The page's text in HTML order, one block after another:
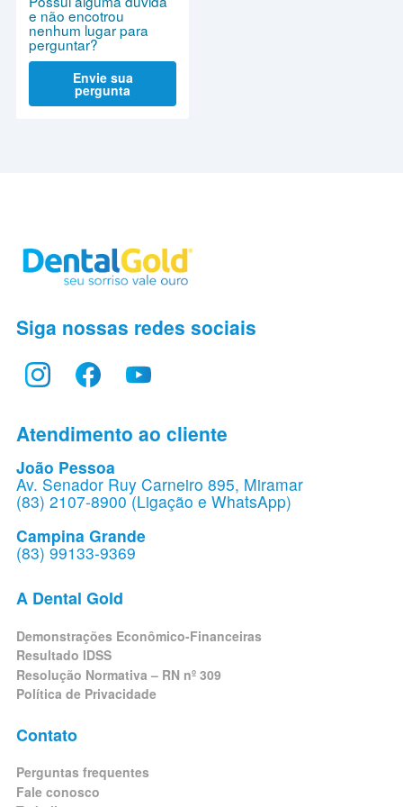
e não encotrou
nenhum lugar para
perguntar?
Envie sua
pergunta
Siga nossas redes sociais
Atendimento ao cliente
João Pessoa
Av. Senador Ruy Carneiro 895, Miramar
(83) 2107-8900 (Ligação e WhatsApp)
Campina Grande
(83) 99133-9369
A Dental Gold
Demonstrações Econômico-Financeiras
Resultado IDSS
Resolução Normativa – RN nº 309
Política de Privacidade
Contato
Perguntas frequentes
Fale conosco